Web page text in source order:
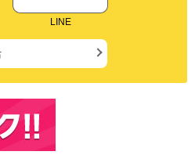
LINE